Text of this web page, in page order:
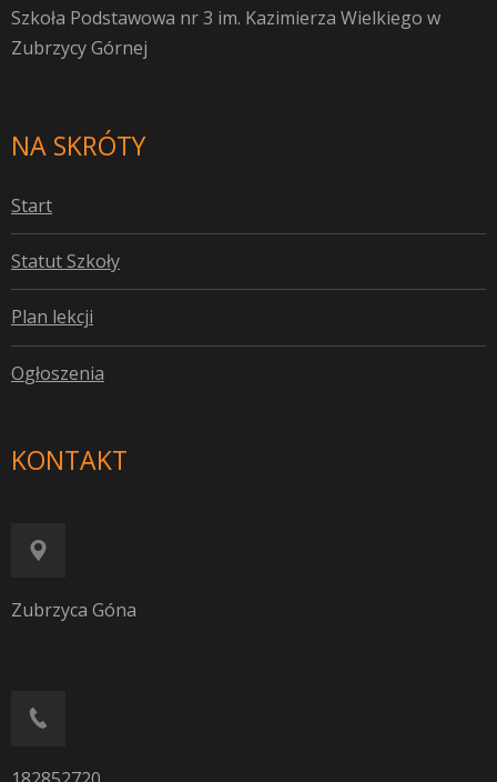
Szkoła Podstawowa nr 3 im. Kazimierza Wielkiego w
Zubrzycy Górnej
NA SKRÓTY
Start
Statut Szkoły
Plan lekcji
Ogłoszenia
KONTAKT
Zubrzyca Góna